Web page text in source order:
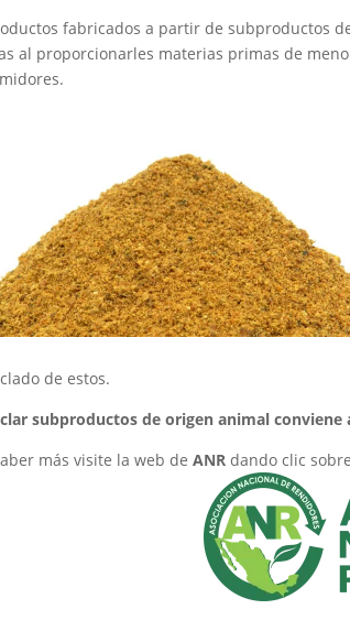
fabricados a partir de subproductos
al proporcionarles materias primas de
de estos.
subproductos de origen animal conviene
más visite la web de ANR dando clic